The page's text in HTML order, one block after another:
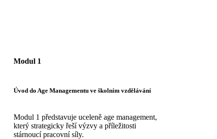
Modul 1
Úvod do Age Managementu ve školním vzdělávání
Modul 1 představuje uceleně age management,
který strategicky řeší výzvy a příležitosti
stárnoucí pracovní síly.